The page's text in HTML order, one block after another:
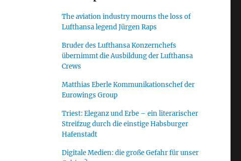
The aviation industry mourns the loss of
Lufthansa legend Jürgen Raps
Bruder des Lufthansa Konzernchefs
übernimmt die Ausbildung der Lufthansa
Crews
Matthias Eberle Kommunikationschef der
Eurowings Group
Triest: Eleganz und Erbe – ein literarischer
Streifzug durch die einstige Habsburger
Hafenstadt
Digitale Medien: die große Gefahr für unser